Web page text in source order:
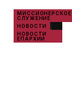
МИССИОНЕРСКОЕ
СЛУЖЕНИЕ
НОВОСТИ
НОВОСТИ
ЕПАРХИИ